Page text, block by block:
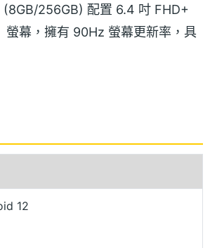
(8GB/256GB) 配置 6.4 吋 FHD+
螢幕，擁有 90Hz 螢幕更新率，具
援螢幕指紋辨識功能；正面覆蓋
璃，提升抗刮耐磨的保護力。
(8GB/256GB) 採用輕薄機身 + 平
75 度微弧形主相機模組，整體厚度
體成形的視覺美學，提供「晨曦
等顏色款式；其中「晨曦金」選用
的紋理光影和色彩漸變效果。
12